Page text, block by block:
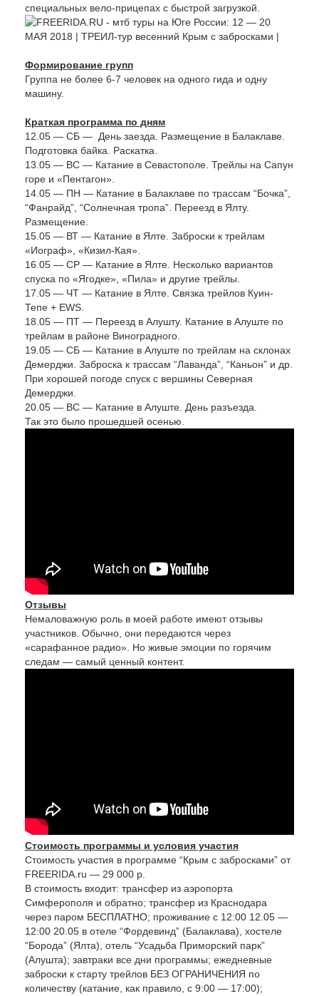
специальных вело-прицепах с быстрой загрузкой.
Формирование групп
Группа не более 6-7 человек на одного гида и одну
машину.
Краткая программа по дням
12.05 — СБ — День заезда. Размещение в Балаклаве.
Подготовка байка. Раскатка.
13.05 — ВС — Катание в Севастополе. Трейлы на Сапун
горе и «Пентагон».
14.05 — ПН — Катание в Балаклаве по трассам “Бочка”,
“Фанрайд”, “Солнечная тропа”. Переезд в Ялту.
Размещение.
15.05 — ВТ — Катание в Ялте. Заброски к трейлам
«Иограф», «Кизил-Кая».
16.05 — СР — Катание в Ялте. Несколько вариантов
спуска по «Ягодке», «Пила» и другие трейлы.
17.05 — ЧТ — Катание в Ялте. Связка трейлов Куин-
Тепе + EWS.
18.05 — ПТ — Переезд в Алушту. Катание в Алуште по
трейлам в районе Виноградного.
19.05 — СБ — Катание в Алуште по трейлам на склонах
Демерджи. Заброска к трассам “Лаванда”, “Каньон” и др.
При хорошей погоде спуск с вершины Северная
Демерджи.
20.05 — ВС — Катание в Алуште. День разъезда.
Так это было прошедшей осенью.
Отзывы
Немаловажную роль в моей работе имеют отзывы
участников. Обычно, они передаются через
«сарафанное радио». Но живые эмоции по горячим
следам — самый ценный контент.
Стоимость программы и условия участия
Стоимость участия в программе “Крым с забросками” от
FREERIDA.ru — 29 000 р.
В стоимость входит: трансфер из аэропорта
Симферополя и обратно; трансфер из Краснодара
через паром БЕСПЛАТНО; проживание с 12:00 12.05 —
12:00 20.05 в отеле “Фордевинд” (Балаклава), хостеле
“Борода” (Ялта), отель “Усадьба Приморский парк”
(Алушта); завтраки все дни программы; ежедневные
заброски к старту трейлов БЕЗ ОГРАНИЧЕНИЯ по
количеству (катание, как правило, с 9:00 — 17:00);